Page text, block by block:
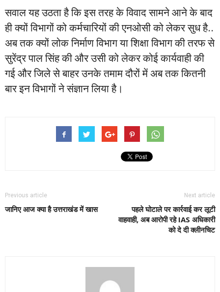
सवाल यह उठता है कि इस तरह के विवाद सामने आने के बाद
ही क्यों विभागों को कर्मचारियों की एनओसी को लेकर सुध है..
अब तक क्यों लोक निर्माण विभाग या शिक्षा विभाग की तरफ से
सुरेंद्र पाल सिंह की और उसी को लेकर कोई कार्यवाही की
गई और जिले से बाहर उनके तमाम दौरों में अब तक कितनी
बार इन विभागों ने संज्ञान लिया है।
Previous article
जानिए आज क्या है उत्तराखंड में खास
Next article
पहले घोटाले पर कार्रवाई कर लूटी
वाहवाही, अब आरोपी रहे IAS अधिकारी
को दे दी क्लीनचिट